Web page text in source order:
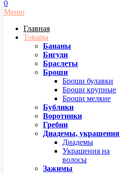
0
Меню
Главная
Товары
Бананы
Бигуди
Браслеты
Броши
Броши булавки
Броши крупные
Броши мелкие
Бублики
Воротники
Гребни
Диадемы, украшения
Диадемы
Украшения на
волосы
Зажимы